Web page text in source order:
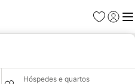
Favoritos
Iniciar
Hóspedes e quartos